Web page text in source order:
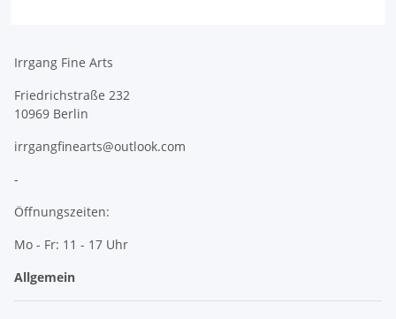
Irrgang Fine Arts
Friedrichstraße 232
10969 Berlin
irrgangfinearts@outlook.com
-
Öffnungszeiten:
Mo - Fr: 11 - 17 Uhr
Allgemein